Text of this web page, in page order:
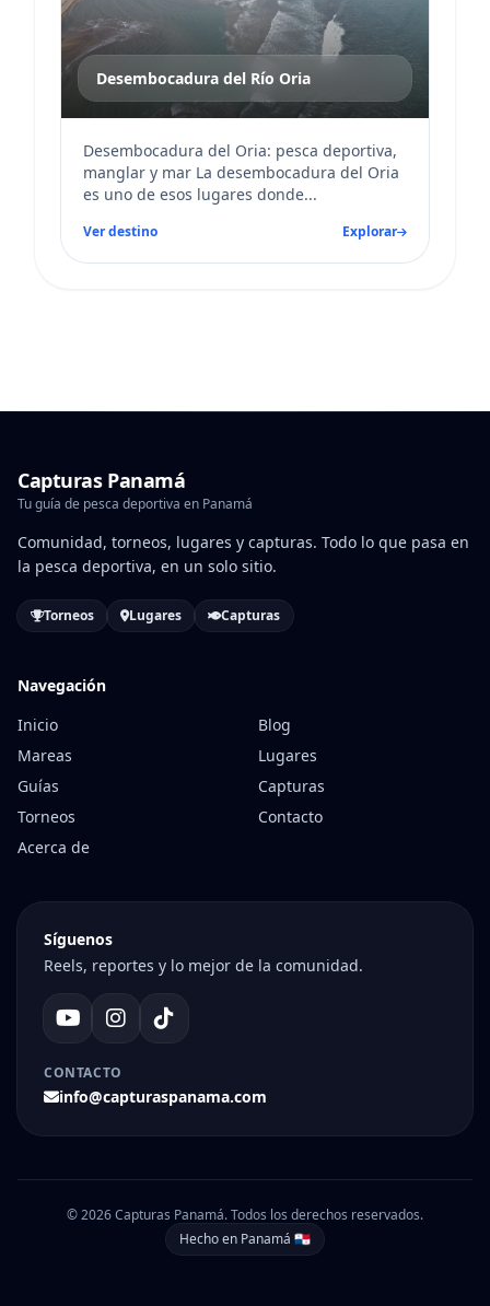
Desembocadura del Río Oria
Desembocadura del Oria: pesca deportiva,
manglar y mar La desembocadura del Oria
es uno de esos lugares donde...
Ver destino Explorar
Capturas Panamá
Tu guía de pesca deportiva en Panamá
Comunidad, torneos, lugares y capturas. Todo lo que pasa en
la pesca deportiva, en un solo sitio.
Torneos Lugares Capturas
Navegación
Inicio
Blog
Mareas
Lugares
Guías
Capturas
Torneos
Contacto
Acerca de
Síguenos
Reels, reportes y lo mejor de la comunidad.
CONTACTO
info@capturaspanama.com
© 2026 Capturas Panamá. Todos los derechos reservados.
Hecho en Panamá 🇵🇦